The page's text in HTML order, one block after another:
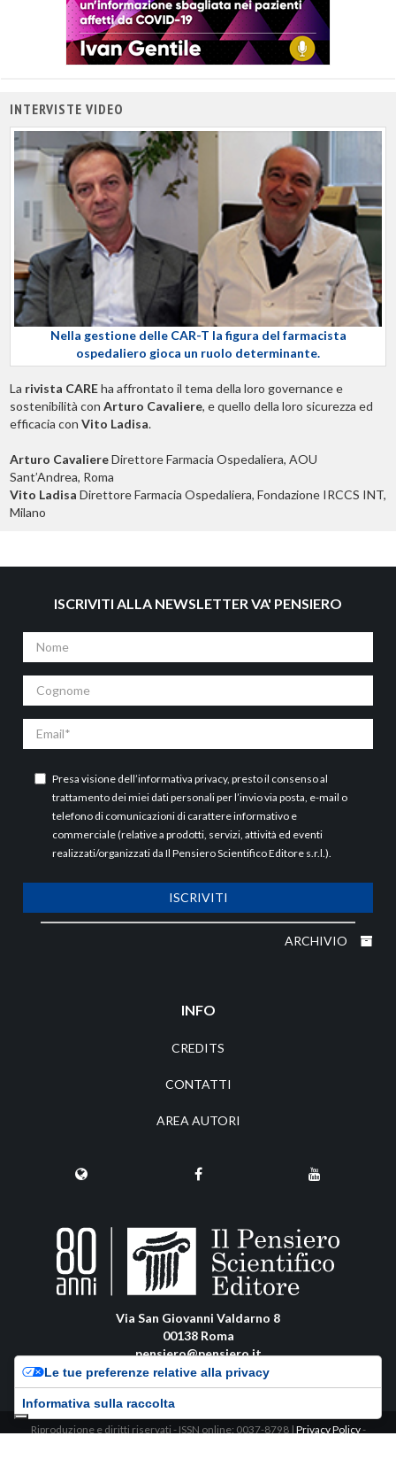
INTERVISTE VIDEO
Nella gestione delle CAR-T la figura del farmacista
ospedaliero gioca un ruolo determinante.
La rivista CAREha affrontato il tema della loro governance e
sostenibilità con Arturo Cavaliere, e quello della loro sicurezza ed
efficacia con Vito Ladisa.
Arturo CavaliereDirettore Farmacia Ospedaliera, AOU
Sant’Andrea, Roma
Vito Ladisa Direttore Farmacia Ospedaliera, Fondazione IRCCS INT,
Milano
ISCRIVITI ALLA NEWSLETTER VA' PENSIERO
Nome
Cognome
Email
Presa visione dell’informativa privacy, presto il consenso al
trattamento dei miei dati personali per l’invio via posta, e-mail o
telefono di comunicazioni di carattere informativo e
commerciale (relative a prodotti, servizi, attività ed eventi
realizzati/organizzati da Il Pensiero Scientifico Editore s.r.l.).
ISCRIVITI
ARCHIVIO
INFO
CREDITS
CONTATTI
AREA AUTORI
Via San Giovanni Valdarno 8
00138 Roma
pensiero@pensiero.it
amministrazione@pec.pensiero.com
Riproduzione e diritti riservati - ISSN online: 0037-8798 | Privacy Policy-
Le tue preferenze relative alla privacy
Informativa sulla raccolta